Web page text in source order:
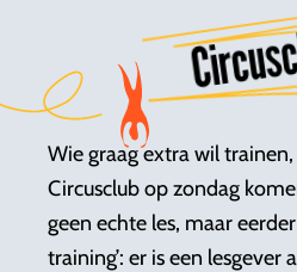
Wie graag extra wil
Circusclub op zondag
geen echte les, maar
training’: er is een lesgever